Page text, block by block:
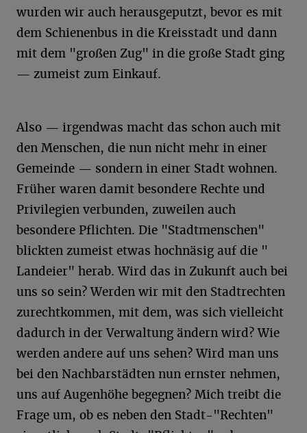
wurden wir auch herausgeputzt, bevor es mit
dem Schienenbus in die Kreisstadt und dann
mit dem "großen Zug" in die große Stadt ging
— zumeist zum Einkauf.
Also — irgendwas macht das schon auch mit
den Menschen, die nun nicht mehr in einer
Gemeinde — sondern in einer Stadt wohnen.
Früher waren damit besondere Rechte und
Privilegien verbunden, zuweilen auch
besondere Pflichten. Die "Stadtmenschen"
blickten zumeist etwas hochnäsig auf die "
Landeier" herab. Wird das in Zukunft auch bei
uns so sein? Werden wir mit den Stadtrechten
zurechtkommen, mit dem, was sich vielleicht
dadurch in der Verwaltung ändern wird? Wie
werden andere auf uns sehen? Wird man uns
bei den Nachbarstädten nun ernster nehmen,
uns auf Augenhöhe begegnen? Mich treibt die
Frage um, ob es neben den Stadt-"Rechten"